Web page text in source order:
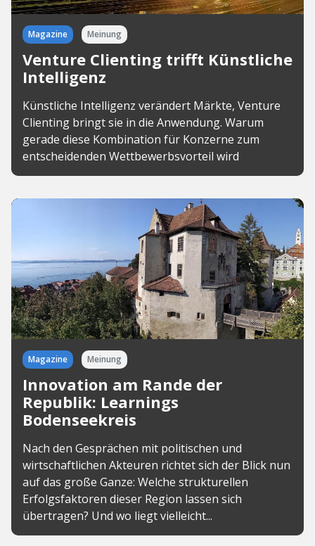
Magazine Meinung
Venture Clienting trifft Künstliche
Intelligenz
Künstliche Intelligenz verändert Märkte, Venture
Clienting bringt sie in die Anwendung. Warum
gerade diese Kombination für Konzerne zum
entscheidenden Wettbewerbsvorteil wird
Magazine Meinung
Innovation am Rande der
Republik: Learnings
Bodenseekreis
Nach den Gesprächen mit politischen und
wirtschaftlichen Akteuren richtet sich der Blick nun
auf das große Ganze: Welche strukturellen
Erfolgsfaktoren dieser Region lassen sich
übertragen? Und wo liegt vielleicht...